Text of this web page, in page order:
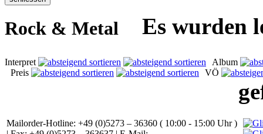
Rock & Metal
Interpret
Album
Preis
VÖ
Es wurden
Mailorder-Hotline: +49 (0)5273 – 36360 ( 10:00 - 15:00 Uhr )